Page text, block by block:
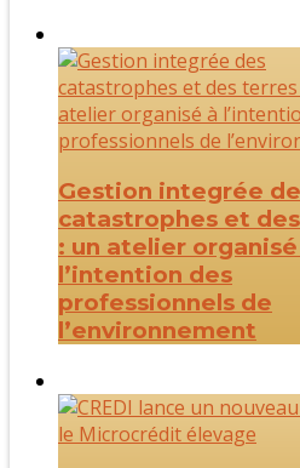
Gestion integrée
catastrophes et
: un atelier organisé
l’intention des
professionnels de
l’environnement